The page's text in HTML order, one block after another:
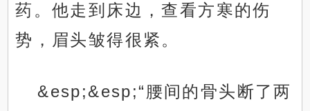
药。他走到床边，查看方寒的伤
势，眉头皱得很紧。
&esp;&esp;“腰间的骨头断了两